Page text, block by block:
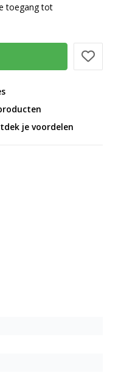
toegang tot
je voordelen